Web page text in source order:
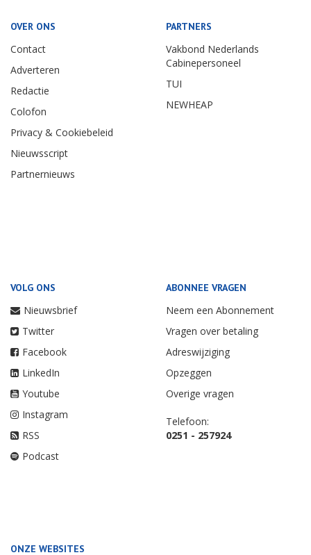
OVER ONS
Contact
Adverteren
Redactie
Colofon
Privacy & Cookiebeleid
Nieuwsscript
Partnernieuws
PARTNERS
Vakbond Nederlands
Cabinepersoneel
TUI
NEWHEAP
VOLG ONS
Nieuwsbrief
Twitter
Facebook
LinkedIn
Youtube
Instagram
RSS
Podcast
ABONNEE VRAGEN
Neem een Abonnement
Vragen over betaling
Adreswijziging
Opzeggen
Overige vragen
Telefoon:
0251 - 257924
ONZE WEBSITES